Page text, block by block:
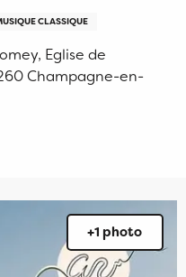
CLASSIQUE
Eglise de
Champagne-en-
+1 photo